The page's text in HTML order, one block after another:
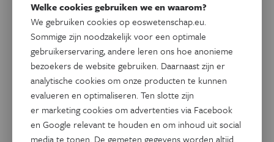
Eos Blogs Natuur & Milieu
Otters in Vlaanderen: van
vogelvrij tot beschermd
Hoewel de otter sinds de jaren ’80 zo goed als
uitgestorven was in Vlaanderen, lijkt hij de laatste jaren
Welke cookies gebruiken we en waarom?
We gebruiken cookies op eoswetenschap.eu.
Sommige zijn noodzakelijk voor een optimale
gebruikerservaring, andere leren ons hoe anonieme
bezoekers de website gebruiken. Daarnaast zijn er
analytische cookies om onze producten te kunnen
evalueren en optimaliseren. Ten slotte zijn
er marketing cookies om advertenties via Facebook
en Google relevant te houden en om inhoud uit social
media te tonen. De gemeten gegevens worden altijd